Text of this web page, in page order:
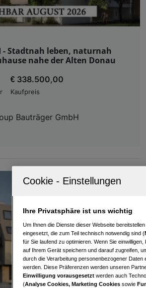
- Stadtnah leben, naturnah
nahe der Alten Donau
€ 338.500,00
Kaufpreis
Bauträger GmbH
Ihre Privatsphäre ist uns wichtig
Um Ihnen die Dienste dieser Webseite
eingesetzt, die zum Teil technisch notwendig sind (
für Sie laufend zu optimieren. Wenn Sie
auf Ihrem Gerät speichern und darauf zugreifen,
durch die Verarbeitung personenbezogener
werden. Diese Präferenzen werden unseren
Einwilligung vorausgesetzt werden auch
(Analyse Cookies, Marketing Cookies sowie